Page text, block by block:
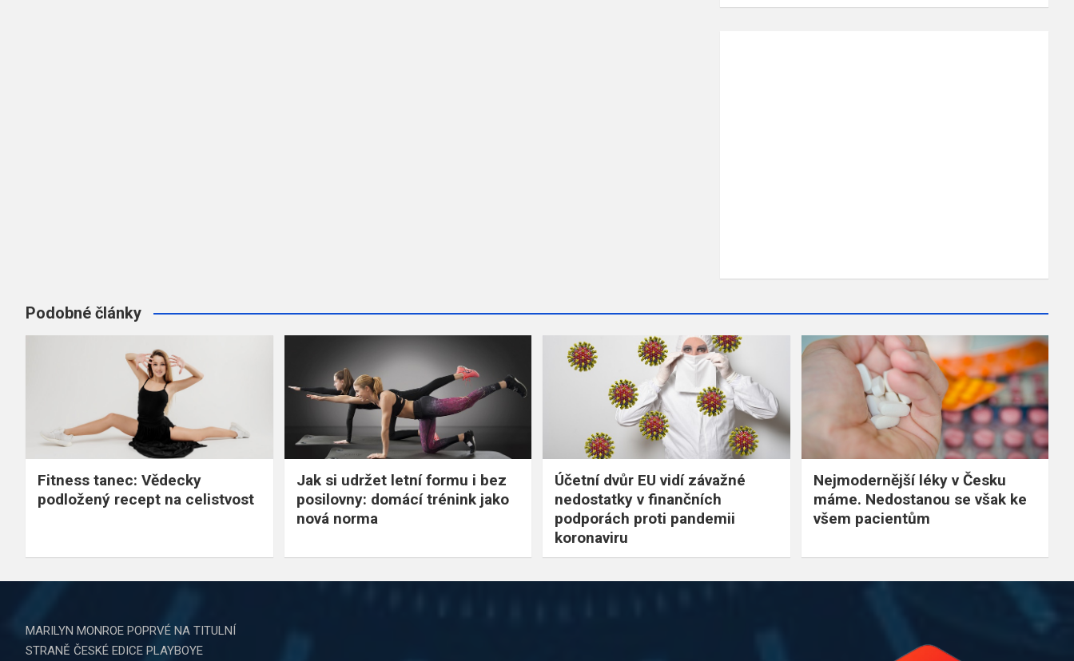
Podobné články
Fitness tanec: Vědecky
podložený recept na celistvost
Jak si udržet letní formu i bez
posilovny: domácí trénink jako
nová norma
Účetní dvůr EU vidí závažné
nedostatky v finančních
podporách proti pandemii
koronaviru
Nejmodernější léky v Česku
máme. Nedostanou se však ke
všem pacientům
MARILYN MONROE POPRVÉ NA TITULNÍ
STRANĚ ČESKÉ EDICE PLAYBOYE